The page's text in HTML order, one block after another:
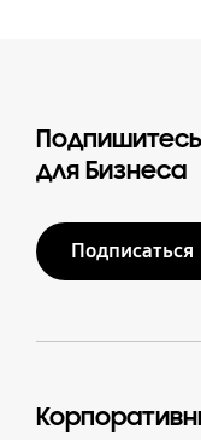
для Бизнеса
Подписаться